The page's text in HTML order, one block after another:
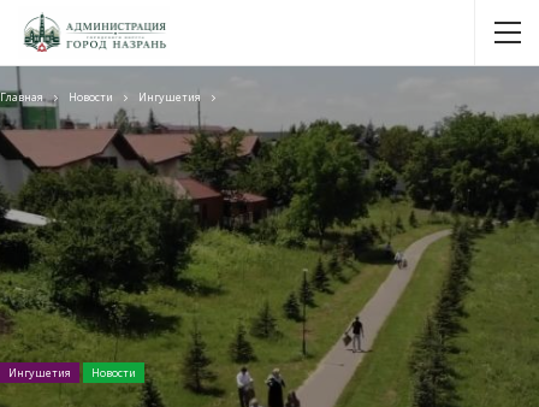
Главная Новости Ингушетия
Ингушетия Новости